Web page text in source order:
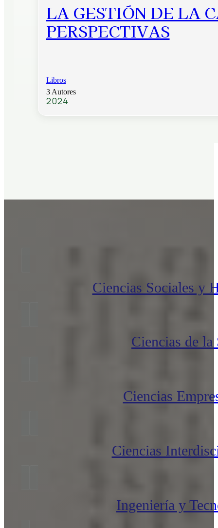
LA GESTIÓN DE LA
PERSPECTIVAS
Libros
3 Autores
2024
Ciencias Sociales y
Ciencias de la
Ciencias
Ciencias
Ingeniería y